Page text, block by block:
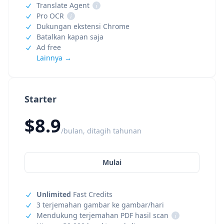
Starter
$8.9/bulan, ditagih tahunan
Mulai
Unlimited Fast Credits
3 terjemahan gambar ke gambar/hari
Mendukung terjemahan PDF hasil scan
i
Translate Agent
i
Pro OCR
i
Dukungan ekstensi Chrome
Batalkan kapan saja
Ad free
Lainnya →